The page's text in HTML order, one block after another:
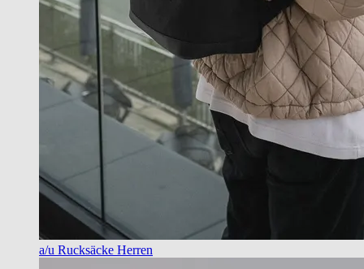
a/u Rucksäcke Herren